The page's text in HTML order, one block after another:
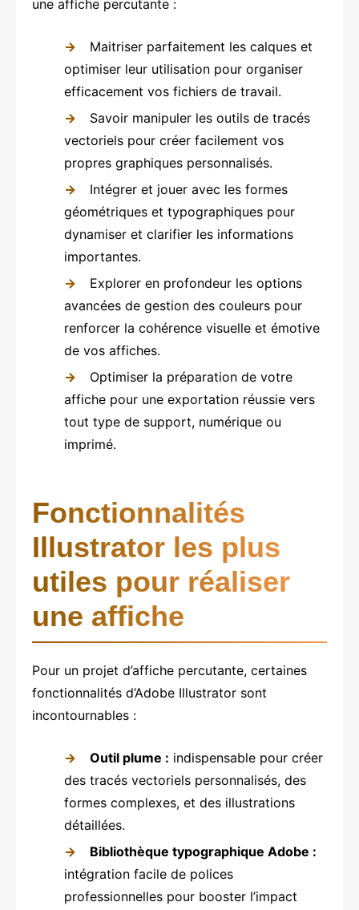
une affiche percutante :
Maitriser parfaitement les calques et
optimiser leur utilisation pour organiser
efficacement vos fichiers de travail.
Savoir manipuler les outils de tracés
vectoriels pour créer facilement vos
propres graphiques personnalisés.
Intégrer et jouer avec les formes
géométriques et typographiques pour
dynamiser et clarifier les informations
importantes.
Explorer en profondeur les options
avancées de gestion des couleurs pour
renforcer la cohérence visuelle et émotive
de vos affiches.
Optimiser la préparation de votre
affiche pour une exportation réussie vers
tout type de support, numérique ou
imprimé.
Fonctionnalités
Illustrator les plus
utiles pour réaliser
une affiche
Pour un projet d’affiche percutante, certaines
fonctionnalités d’Adobe Illustrator sont
incontournables :
Outil plume : indispensable pour créer
des tracés vectoriels personnalisés, des
formes complexes, et des illustrations
détaillées.
Bibliothèque typographique Adobe :
intégration facile de polices
professionnelles pour booster l’impact